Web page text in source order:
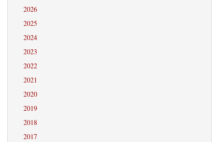
2026
2025
2024
2023
2022
2021
2020
2019
2018
2017